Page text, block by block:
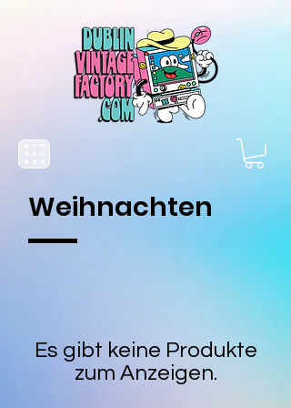
Weihnachten
Es gibt keine Produkte
zum Anzeigen.